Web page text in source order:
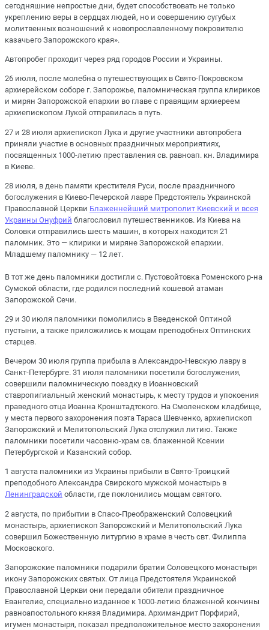
сегодняшние непростые дни, будет способствовать не только
укреплению веры в сердцах людей, но и совершению сугубых
молитвенных возношений к новопрославленному покровителю
казачьего Запорожского края».
Автопробег проходит через ряд городов России и Украины.
26 июля, после молебна о путешествующих в Свято-Покровском
архиерейском соборе г. Запорожье, паломническая группа клириков
и мирян Запорожской епархии во главе с правящим архиереем
архиепископом Лукой отправилась в путь.
27 и 28 июля архиепископ Лука и другие участники автопробега
приняли участие в основных праздничных мероприятиях,
посвященных 1000-летию преставления св. равноап. кн. Владимира
в Киеве.
28 июля, в день памяти крестителя Руси, после праздничного
богослужения в Киево-Печерской лавре Предстоятель Украинской
Православной Церкви Блаженнейший митрополит Киевский и всея
Украины Онуфрий благословил путешественников. Из Киева на
Соловки отправились шесть машин, в которых находится 21
паломник. Это — клирики и миряне Запорожской епархии.
Младшему паломнику — 12 лет.
В тот же день паломники достигли с. Пустовойтовка Роменского р-на
Сумской области, где родился последний кошевой атаман
Запорожской Сечи.
29 и 30 июля паломники помолились в Введенской Оптиной
пустыни, а также приложились к мощам преподобных Оптинских
старцев.
Вечером 30 июля группа прибыла в Александро-Невскую лавру в
Санкт-Петербурге. 31 июля паломники посетили богослужения,
совершили паломническую поездку в Иоанновский
ставропигиальный женский монастырь, к месту трудов и упокоения
праведного отца Иоанна Кронштадтского. На Смоленском кладбище,
у места первого захоронения поэта Тараса Шевченко, архиепископ
Запорожский и Мелитопольский Лука отслужил литию. Также
паломники посетили часовню-храм св. блаженной Ксении
Петербургской и Казанский собор.
1 августа паломники из Украины прибыли в Свято-Троицкий
преподобного Александра Свирского мужской монастырь в
Ленинградской области, где поклонились мощам святого.
2 августа, по прибытии в Спасо-Преображенский Соловецкий
монастырь, архиепископ Запорожский и Мелитопольский Лука
совершил Божественную литургию в храме в честь свт. Филиппа
Московского.
Запорожские паломники подарили братии Соловецкого монастыря
икону Запорожских святых. От лица Предстоятеля Украинской
Православной Церкви они передали обители праздничное
Евангелие, специально изданное к 1000-летию блаженной кончины
равноапостольного князя Владимира. Архимандрит Порфирий,
игумен монастыря, показал предположительное место захоронения